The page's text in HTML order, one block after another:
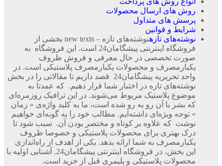
روش های ارسال محصولات
پرسش های متداول
شرایط و قوانین
نوشته‌های تازه
نوشته‌های تازه – new texts بخشی از
فروشگاه اینترنتی پیشگامان24 است. این فروشگاه به
صورت تخصصی در حال معرفی و فروش ظروف
یکبارمصرف و محصولات یکبارمصرف پلاستیکی است. در
واحد تحریریه پیشگامان24 قصد داریم تا مقالاتی را در بخش
نوشته‌های تازه در اختبار شما قرار دهیم. که عمدتا به
موضوع پلاستیک مربوط می‌شوند. در این ترافیک روزمره‌ای
که بشر با آن رو به رو شده است، ما به کلید واژه‌ی « زمان
» توجه ویژه‌ای داشته‌ایم. مطالب خود را به گونه‌ای خواهیم
نوشت که علاوه بر کوتاه و مختصر بودن آن. سبب شود تا
درک بهتری برای محصولات پلاستیکی و خصوصا ظروف
یکبارمصرف به شما ارائه بدهد. یکی از اهدف از راه‌اندازی
این بخش، در فروشگاه اینترنتی پیشگامان24. آشنایی اولیه با
محصولات پلاستیکی و پلیمری قبل از خرید است.